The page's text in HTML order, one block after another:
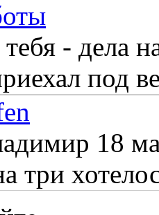
тебя - дела
под
18
три